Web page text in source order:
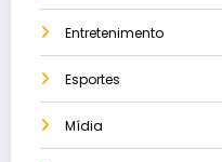
Entretenimento
Esportes
Mídia